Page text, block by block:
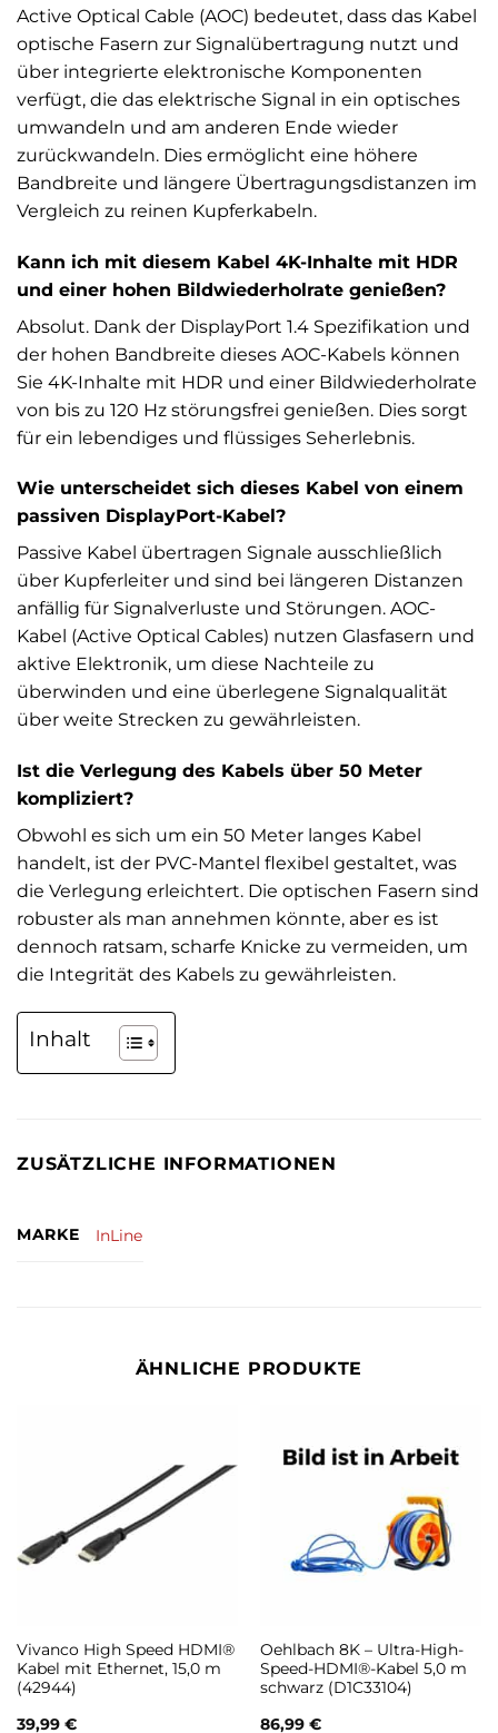
Active Optical Cable (AOC) bedeutet, dass das Kabel
optische Fasern zur Signalübertragung nutzt und
über integrierte elektronische Komponenten
verfügt, die das elektrische Signal in ein optisches
umwandeln und am anderen Ende wieder
zurückwandeln. Dies ermöglicht eine höhere
Bandbreite und längere Übertragungsdistanzen im
Vergleich zu reinen Kupferkabeln.
Kann ich mit diesem Kabel 4K-Inhalte mit HDR
und einer hohen Bildwiederholrate genießen?
Absolut. Dank der DisplayPort 1.4 Spezifikation und
der hohen Bandbreite dieses AOC-Kabels können
Sie 4K-Inhalte mit HDR und einer Bildwiederholrate
von bis zu 120 Hz störungsfrei genießen. Dies sorgt
für ein lebendiges und flüssiges Seherlebnis.
Wie unterscheidet sich dieses Kabel von einem
passiven DisplayPort-Kabel?
Passive Kabel übertragen Signale ausschließlich
über Kupferleiter und sind bei längeren Distanzen
anfällig für Signalverluste und Störungen. AOC-
Kabel (Active Optical Cables) nutzen Glasfasern und
aktive Elektronik, um diese Nachteile zu
überwinden und eine überlegene Signalqualität
über weite Strecken zu gewährleisten.
Ist die Verlegung des Kabels über 50 Meter
kompliziert?
Obwohl es sich um ein 50 Meter langes Kabel
handelt, ist der PVC-Mantel flexibel gestaltet, was
die Verlegung erleichtert. Die optischen Fasern sind
robuster als man annehmen könnte, aber es ist
dennoch ratsam, scharfe Knicke zu vermeiden, um
die Integrität des Kabels zu gewährleisten.
Inhalt
ZUSÄTZLICHE INFORMATIONEN
MARKE InLine
ÄHNLICHE PRODUKTE
Vivanco High Speed HDMI®
Kabel mit Ethernet, 15,0 m
(42944)
39,99 €
Oehlbach 8K – Ultra-High-
Speed-HDMI®-Kabel 5,0 m
schwarz (D1C33104)
86,99 €